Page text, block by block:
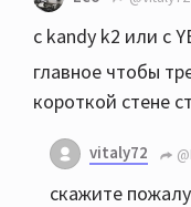
c kandy k2 или c
главное чтобы
короткой стене
vitaly72
скажите